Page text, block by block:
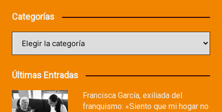
Categorías
Últimas Entradas
Francisca García, exiliada del
franquismo: «Siento que mi hogar no